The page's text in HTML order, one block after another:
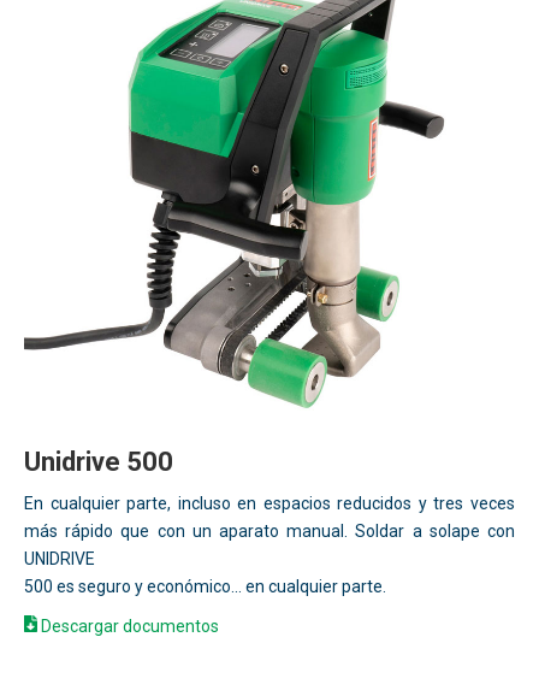
Unidrive 500
En cualquier parte, incluso en espacios reducidos y tres veces
más rápido que con un aparato manual. Soldar a solape con
UNIDRIVE
500 es seguro y económico... en cualquier parte.
Descargar documentos